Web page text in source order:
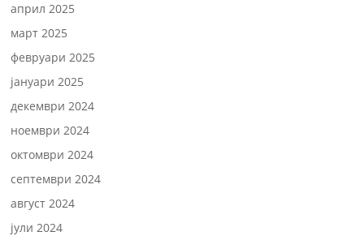
април 2025
март 2025
февруари 2025
јануари 2025
декември 2024
ноември 2024
октомври 2024
септември 2024
август 2024
јули 2024